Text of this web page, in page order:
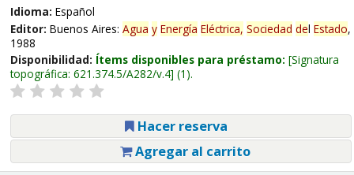
Idioma: Español
Editor: Buenos Aires: Agua y Energía Eléctrica, Sociedad del Estado,
1988
Disponibilidad: Ítems disponibles para préstamo: Signatura
topográfica: 621.374.5/A282/v.4 (1).
Hacer reserva
Agregar al carrito